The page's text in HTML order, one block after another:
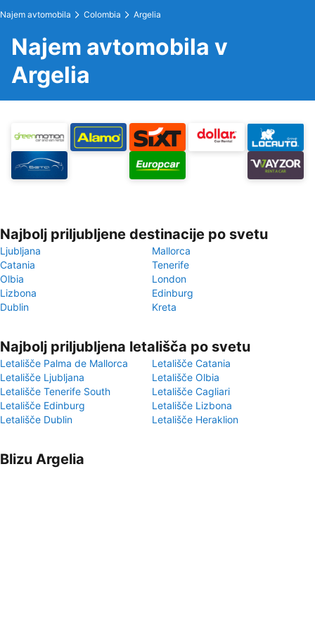
Najem avtomobila Colombia Argelia
Najem avtomobila v
Argelia
Najbolj priljubljene destinacije po svetu
Ljubljana
Mallorca
Catania
Tenerife
Olbia
London
Lizbona
Edinburg
Dublin
Kreta
Najbolj priljubljena letališča po svetu
Letališče Palma de Mallorca
Letališče Catania
Letališče Ljubljana
Letališče Olbia
Letališče Tenerife South
Letališče Cagliari
Letališče Edinburg
Letališče Lizbona
Letališče Dublin
Letališče Heraklion
Blizu Argelia